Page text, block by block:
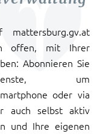
offen, mit Ihrer
Abonnieren Sie
um
oder via
auch selbst aktiv
und Ihre eigenen